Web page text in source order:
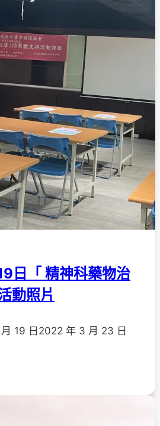
日「 精神科藥物治
動照片
19 日 2022 年 3 月 23 日